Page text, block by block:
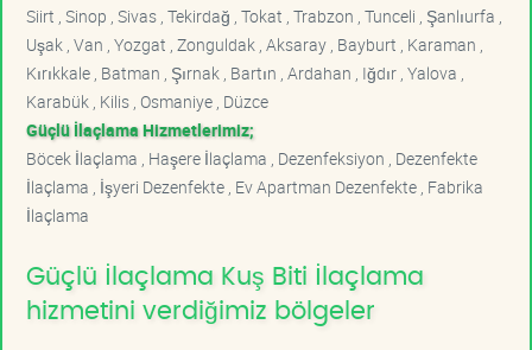
Siirt , Sinop , Sivas , Tekirdağ , Tokat , Trabzon , Tunceli , Şanlıurfa ,
Uşak , Van , Yozgat , Zonguldak , Aksaray , Bayburt , Karaman ,
Kırıkkale , Batman , Şırnak , Bartın , Ardahan , Iğdır , Yalova ,
Karabük , Kilis , Osmaniye , Düzce
Güçlü İlaçlama Hizmetlerimiz;
Böcek İlaçlama , Haşere İlaçlama , Dezenfeksiyon , Dezenfekte
İlaçlama , İşyeri Dezenfekte , Ev Apartman Dezenfekte , Fabrika
İlaçlama
Güçlü İlaçlama Kuş Biti İlaçlama
hizmetini verdiğimiz bölgeler